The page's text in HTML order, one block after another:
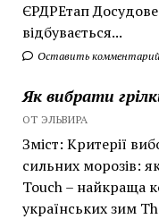
ЄРДРЕтап
відбувається...
Оставить комментарий
Як вибрати
ОТ ЭЛЬВИРА
Зміст: Критерії
сильних морозів:
Touch – найкраща
українських зим